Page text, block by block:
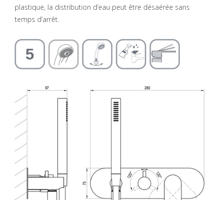
plastique, la distribution d’eau peut être désaérée sans
temps d’arrêt.